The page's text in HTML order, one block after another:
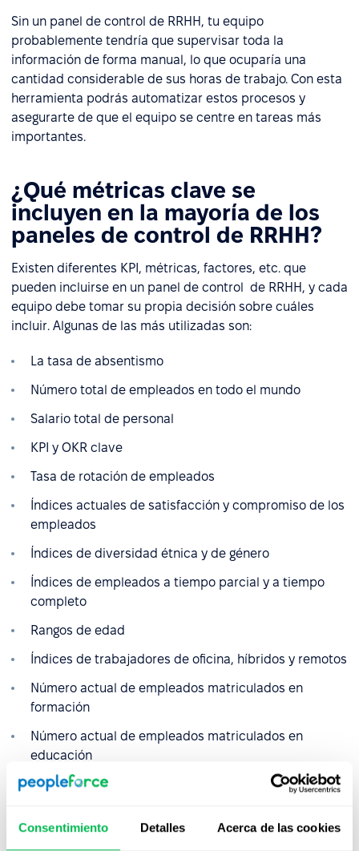
Consentimiento Detalles Acerca de las cookies
Sin un panel de control de RRHH, tu equipo
probablemente tendría que supervisar toda la
información de forma manual, lo que ocuparía una
cantidad considerable de sus horas de trabajo. Con esta
herramienta podrás automatizar estos procesos y
asegurarte de que el equipo se centre en tareas más
importantes.
¿Qué métricas clave se
incluyen en la mayoría de los
paneles de control de RRHH?
Existen diferentes KPI, métricas, factores, etc. que
pueden incluirse en un panel de control de RRHH, y cada
equipo debe tomar su propia decisión sobre cuáles
incluir. Algunas de las más utilizadas son:
La tasa de absentismo
Número total de empleados en todo el mundo
Salario total de personal
KPI y OKR clave
Tasa de rotación de empleados
Índices actuales de satisfacción y compromiso de los
empleados
Índices de diversidad étnica y de género
Índices de empleados a tiempo parcial y a tiempo
completo
Rangos de edad
Índices de trabajadores de oficina, híbridos y remotos
Número actual de empleados matriculados en
formación
Número actual de empleados matriculados en
educación
Tasas de aceptación de ofertas